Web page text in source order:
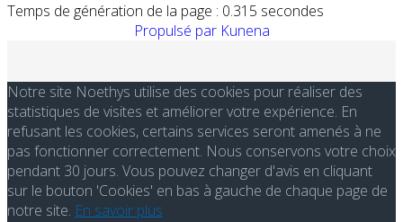
Temps de génération de la page : 0.315 secondes
Propulsé par Kunena
Notre site Noethys utilise des cookies pour réaliser des
statistiques de visites et améliorer votre expérience. En
refusant les cookies, certains services seront amenés à ne
pas fonctionner correctement. Nous conservons votre choix
pendant 30 jours. Vous pouvez changer d'avis en cliquant
sur le bouton 'Cookies' en bas à gauche de chaque page de
notre site. En savoir plus